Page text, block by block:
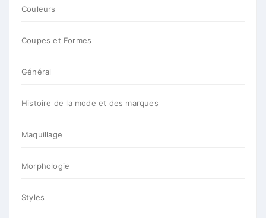
Couleurs
Coupes et Formes
Général
Histoire de la mode et des marques
Maquillage
Morphologie
Styles